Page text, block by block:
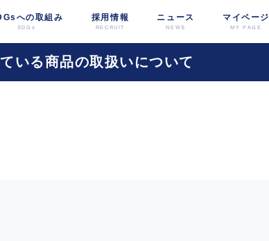
への取組み
SDGs
採用情報
RECRUIT
ニュース
NEWS
マイページ
MY PAGE
いる商品の取扱いについて